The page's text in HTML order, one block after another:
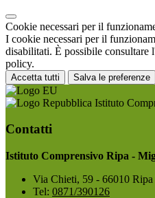
Cookie necessari per il
I cookie necessari per il
disabilitati. È possibile consultare
policy.
Accetta tutti Salva le preferenze
Istituto
Contatti
Istituto Comprensivo Ripa -
Via Chieti, 59 - 66010
Tel: 0871/390126